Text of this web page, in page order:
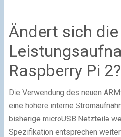
Ändert sich die
Raspberry Pi 2?
Die Verwendung des neuen
eine höhere interne
bisherige microUSB Netzteile
Spezifikation entsprechen